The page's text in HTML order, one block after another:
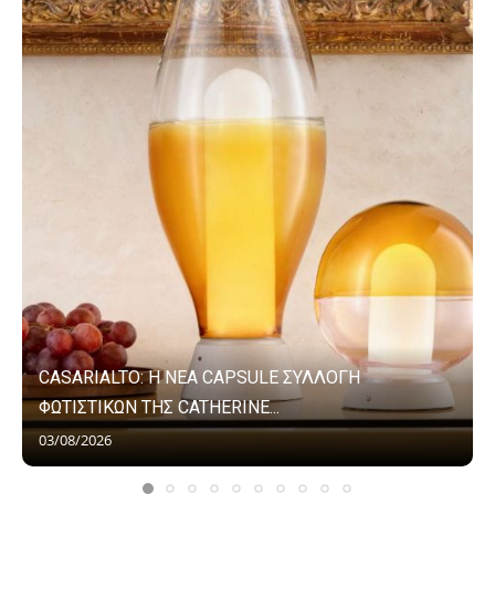
CASARIALTO: Η ΝΕΑ CAPSULE ΣΥΛΛΟΓΗ
ΦΩΤΙΣΤΙΚΩΝ ΤΗΣ CATHERINE...
03/08/2026